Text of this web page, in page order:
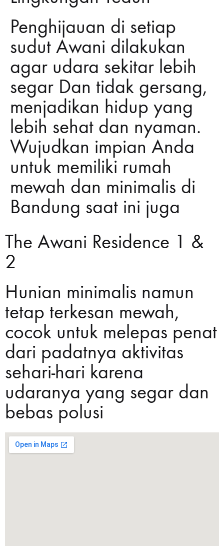
Penghijauan di setiap
sudut Awani dilakukan
agar udara sekitar lebih
segar Dan tidak gersang,
menjadikan hidup yang
lebih sehat dan nyaman.
Wujudkan impian Anda
untuk memiliki rumah
mewah dan minimalis di
Bandung saat ini juga
The Awani Residence 1 &
2
Hunian minimalis namun
tetap terkesan mewah,
cocok untuk melepas penat
dari padatnya aktivitas
sehari-hari karena
udaranya yang segar dan
bebas polusi